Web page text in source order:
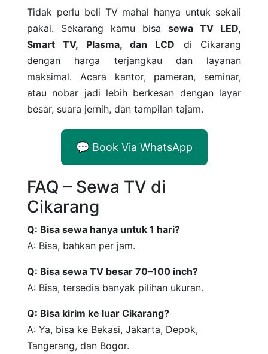
Tidak perlu beli TV mahal hanya untuk sekali
pakai. Sekarang kamu bisa sewa TV LED,
Smart TV, Plasma, dan LCD di Cikarang
dengan harga terjangkau dan layanan
maksimal. Acara kantor, pameran, seminar,
atau nobar jadi lebih berkesan dengan layar
besar, suara jernih, dan tampilan tajam.
💬 Book Via WhatsApp
FAQ – Sewa TV di
Cikarang
Q: Bisa sewa hanya untuk 1 hari?
A: Bisa, bahkan per jam.
Q: Bisa sewa TV besar 70–100 inch?
A: Bisa, tersedia banyak pilihan ukuran.
Q: Bisa kirim ke luar Cikarang?
A: Ya, bisa ke Bekasi, Jakarta, Depok,
Tangerang, dan Bogor.